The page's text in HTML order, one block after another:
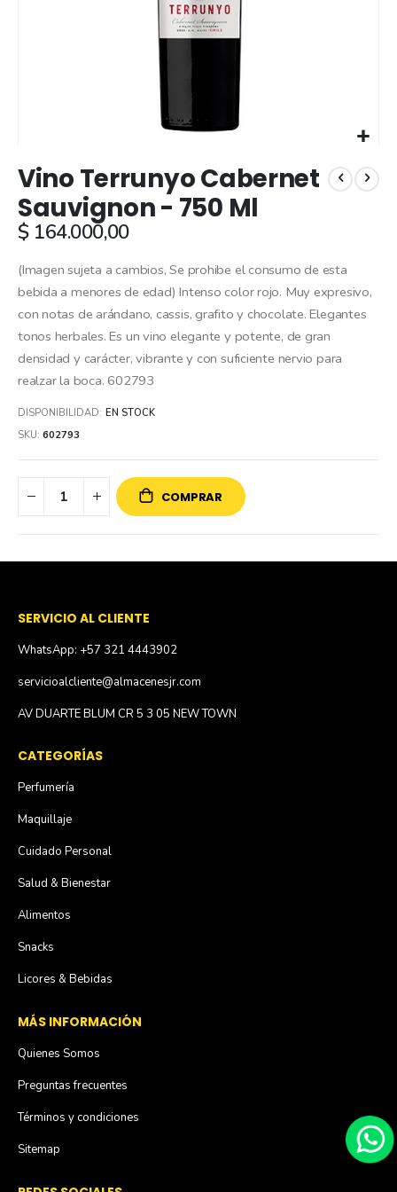
to
the
beginning
of
images
gallery
Vino Terrunyo Cabernet
Sauvignon - 750 Ml
$ 164.000,00
(Imagen sujeta a cambios, Se prohibe el consumo de esta
bebida a menores de edad) Intenso color rojo. Muy expresivo,
con notas de arándano, cassis, grafito y chocolate. Elegantes
tonos herbales. Es un vino elegante y potente, de gran
densidad y carácter, vibrante y con suficiente nervio para
realzar la boca. 602793
DISPONIBILIDAD: EN STOCK
SKU 602793
COMPRAR
SERVICIO AL CLIENTE
WhatsApp: +57 321 4443902
servicioalcliente@almacenesjr.com
AV DUARTE BLUM CR 5 3 05 NEW TOWN
CATEGORÍAS
Perfumería
Maquillaje
Cuidado Personal
Salud & Bienestar
Alimentos
Snacks
Licores & Bebidas
MÁS INFORMACIÓN
Quienes Somos
Preguntas frecuentes
Términos y condiciones
Sitemap